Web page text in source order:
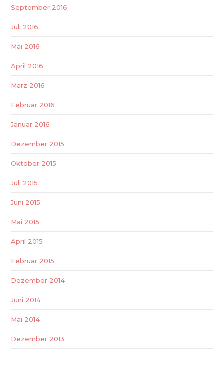
September 2016
Juli 2016
Mai 2016
April 2016
März 2016
Februar 2016
Januar 2016
Dezember 2015
Oktober 2015
Juli 2015
Juni 2015
Mai 2015
April 2015
Februar 2015
Dezember 2014
Juni 2014
Mai 2014
Dezember 2013